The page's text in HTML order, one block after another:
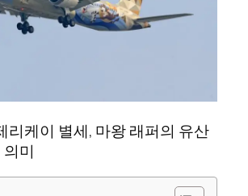
리케이 별세, 마왕 래퍼의 유산
미